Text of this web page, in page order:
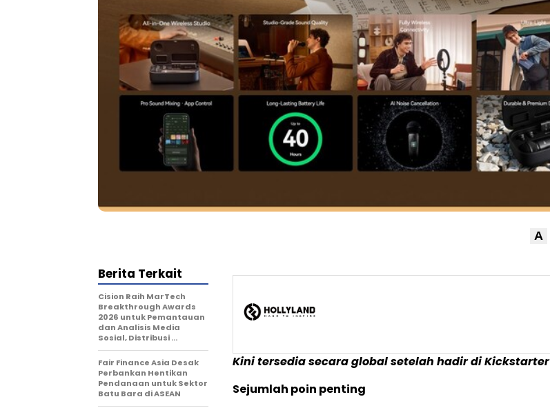
A
Kini tersedia secara global setelah hadir di Kickstarter
Sejumlah poin penting
Berita Terkait
Cision Raih MarTech
Breakthrough Awards
2026 untuk Pemantauan
dan Analisis Media
Sosial, Distribusi …
Fair Finance Asia Desak
Perbankan Hentikan
Pendanaan untuk Sektor
Batu Bara di ASEAN